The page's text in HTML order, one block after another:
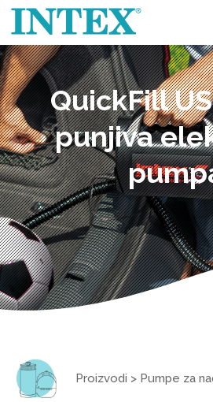
QuickFill
punjiva
Proizvodi > Pumpe za